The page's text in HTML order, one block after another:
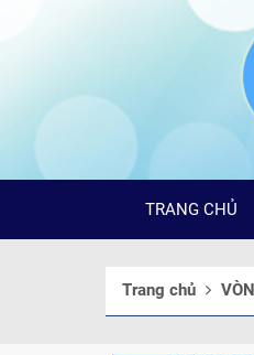
TRANG CHỦ
Trang chủ